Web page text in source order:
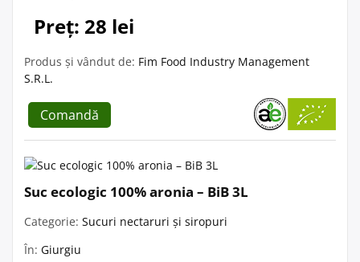
Preț: 28 lei
Produs și vândut de: Fim Food Industry Management
S.R.L.
Comandă
Suc ecologic 100% aronia – BiB 3L
Categorie: Sucuri nectaruri și siropuri
În: Giurgiu